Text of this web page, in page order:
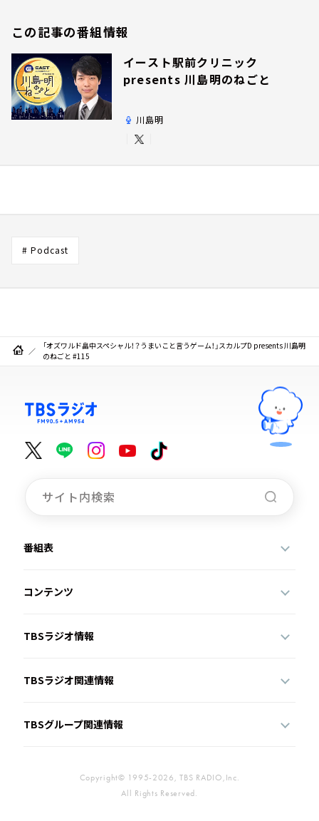
この記事の番組情報
イースト駅前クリニック
presents 川島明のねごと
川島明
# Podcast
「オズワルド畠中スペシャル！？うまいこと言うゲーム！」スカルプD presents 川島明
のねごと #115
番組表
コンテンツ
TBSラジオ情報
TBSラジオ関連情報
TBSグループ関連情報
Copyright© 1995-2026, TBS RADIO,Inc.
All Rights Reserved.